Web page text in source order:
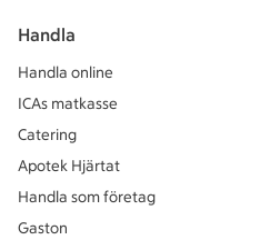
Handla
Handla online
ICAs matkasse
Catering
Apotek Hjärtat
Handla som företag
Gaston